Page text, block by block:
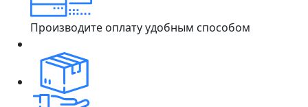
Производите оплату удобным способом